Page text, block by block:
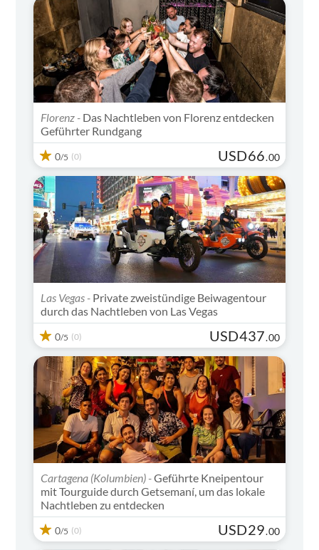
Florenz - Das Nachtleben von Florenz entdecken
Geführter Rundgang
0/5 (0) USD66.00
Las Vegas - Private zweistündige Beiwagentour
durch das Nachtleben von Las Vegas
0/5 (0) USD437.00
Cartagena (Kolumbien) -Geführte Kneipentour
mit Tourguide durch Getsemaní, um das lokale
Nachtleben zu entdecken
0/5 (0) USD29.00